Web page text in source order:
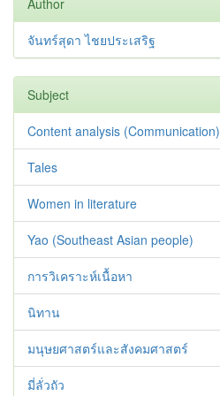
Author
จันทร์สุดา ไชยประเสริฐ
Subject
Content analysis (Communication)
Tales
Women in literature
Yao (Southeast Asian people)
การวิเคราะห์เนื้อหา
นิทาน
มนุษยศาสตร์และสังคมศาสตร์
มี่ลั่วถัว